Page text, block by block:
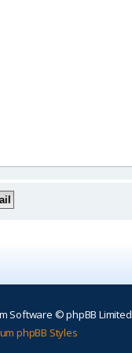
Software © phpBB Limited
phpBB Styles